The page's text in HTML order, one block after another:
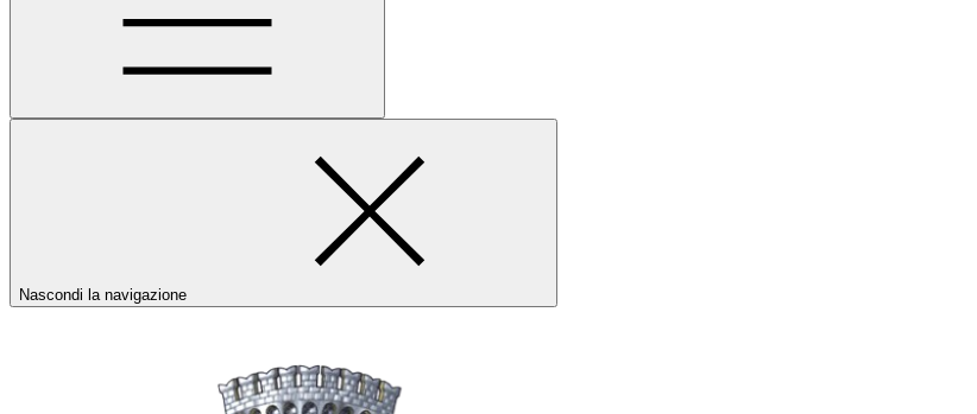
Nascondi la navigazione